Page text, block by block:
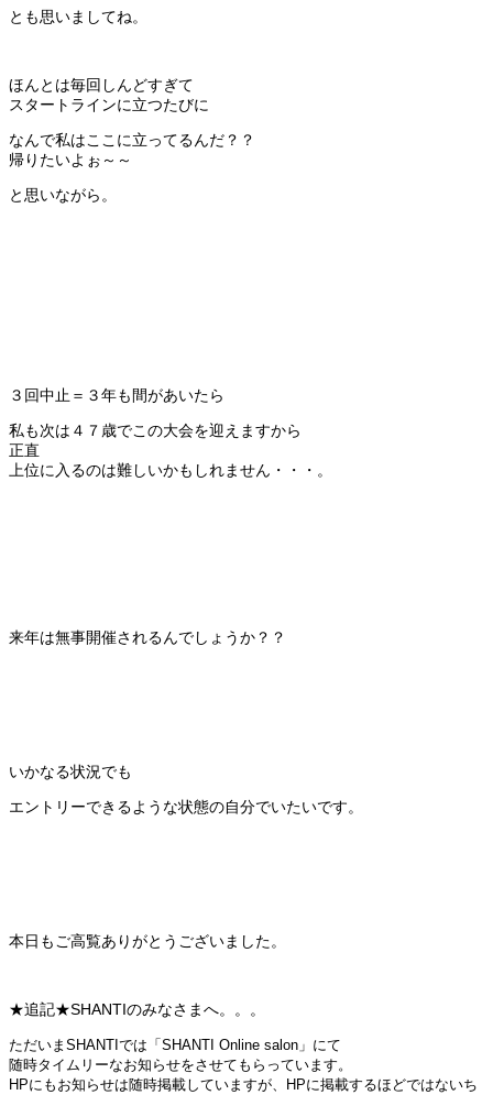
とも思いましてね。
ほんとは毎回しんどすぎて
スタートラインに立つたびに
なんで私はここに立ってるんだ？？
帰りたいよぉ～～
と思いながら。
３回中止＝３年も間があいたら
私も次は４７歳でこの大会を迎えますから
正直
上位に入るのは難しいかもしれません・・・。
来年は無事開催されるんでしょうか？？
いかなる状況でも
エントリーできるような状態の自分でいたいです。
本日もご高覧ありがとうございました。
★追記★SHANTIのみなさまへ。。。
ただいまSHANTIでは「SHANTI Online salon」にて
随時タイムリーなお知らせをさせてもらっています。
HPにもお知らせは随時掲載していますが、
HPに掲載するほどではないち